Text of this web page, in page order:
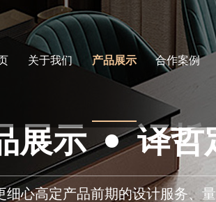
关于我们 产品展示 合作案例
展示 译哲
细心高定产品前期的设计服务、